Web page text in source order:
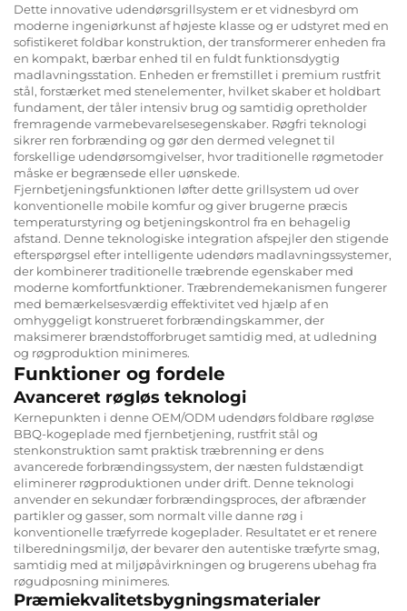
Dette innovative udendørsgrillsystem er et vidnesbyrd om
moderne ingeniørkunst af højeste klasse og er udstyret med en
sofistikeret foldbar konstruktion, der transformerer enheden fra
en kompakt, bærbar enhed til en fuldt funktionsdygtig
madlavningsstation. Enheden er fremstillet i premium rustfrit
stål, forstærket med stenelementer, hvilket skaber et holdbart
fundament, der tåler intensiv brug og samtidig opretholder
fremragende varmebevarelsesegenskaber. Røgfri teknologi
sikrer ren forbrænding og gør den dermed velegnet til
forskellige udendørsomgivelser, hvor traditionelle røgmetoder
måske er begrænsede eller uønskede.
Fjernbetjeningsfunktionen løfter dette grillsystem ud over
konventionelle mobile komfur og giver brugerne præcis
temperaturstyring og betjeningskontrol fra en behagelig
afstand. Denne teknologiske integration afspejler den stigende
efterspørgsel efter intelligente udendørs madlavningssystemer,
der kombinerer traditionelle træbrende egenskaber med
moderne komfortfunktioner. Træbrendemekanismen fungerer
med bemærkelsesværdig effektivitet ved hjælp af en
omhyggeligt konstrueret forbrændingskammer, der
maksimerer brændstofforbruget samtidig med, at udledning
og røgproduktion minimeres.
Funktioner og fordele
Avanceret røgløs teknologi
Kernepunkten i denne OEM/ODM udendørs foldbare røgløse
BBQ-kogeplade med fjernbetjening, rustfrit stål og
stenkonstruktion samt praktisk træbrenning er dens
avancerede forbrændingssystem, der næsten fuldstændigt
eliminerer røgproduktionen under drift. Denne teknologi
anvender en sekundær forbrændingsproces, der afbrænder
partikler og gasser, som normalt ville danne røg i
konventionelle træfyrrede kogeplader. Resultatet er et renere
tilberedningsmiljø, der bevarer den autentiske træfyrte smag,
samtidig med at miljøpåvirkningen og brugerens ubehag fra
røgudposning minimeres.
Præmiekvalitetsbygningsmaterialer